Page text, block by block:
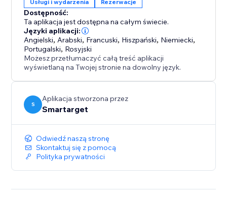
Usługi i wydarzenia Rezerwacje
Dostępność:
Ta aplikacja jest dostępna na całym świecie.
Języki aplikacji:
Angielski, Arabski, Francuski, Hiszpański, Niemiecki,
Portugalski, Rosyjski
Możesz przetłumaczyć całą treść aplikacji
wyświetlaną na Twojej stronie na dowolny język.
S
Aplikacja stworzona przez
Smartarget
Odwiedź naszą stronę
Skontaktuj się z pomocą
Polityka prywatności